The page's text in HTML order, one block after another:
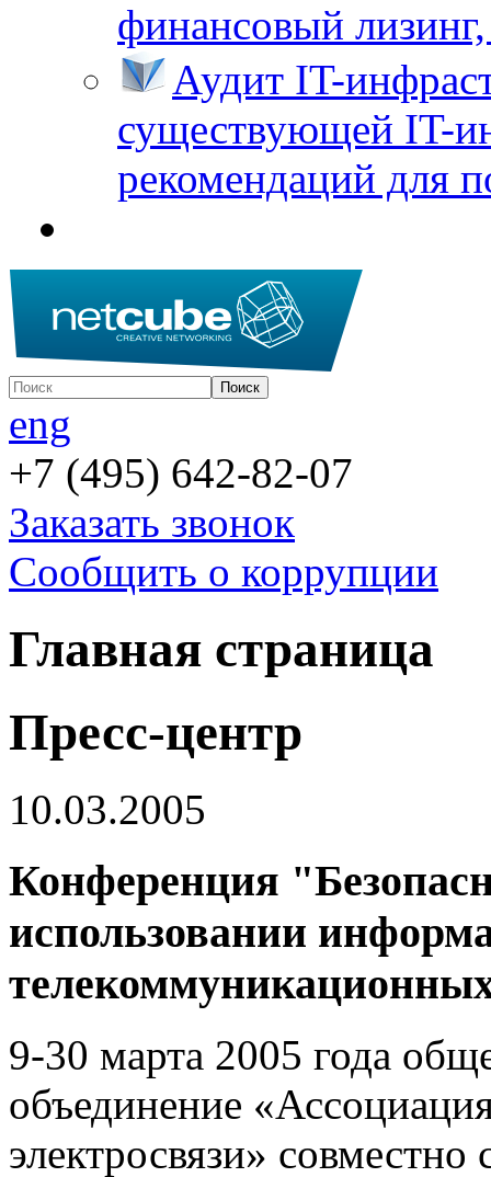
финансовый
Аудит IT-
существующей IT-
рекомендаций для
eng
+7 (495) 642-82-07
Заказать звонок
Сообщить о коррупции
Главная страница
Пресс-центр
10.03.2005
Конференция
использовании
9-30 марта 2005 года
объединение
электросвязи»